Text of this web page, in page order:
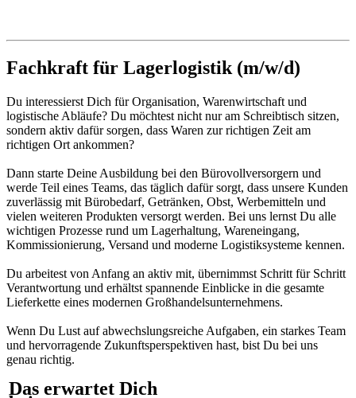
Fachkraft für Lagerlogistik (m/w/d)
Du interessierst Dich für Organisation, Warenwirtschaft und
logistische Abläufe? Du möchtest nicht nur am Schreibtisch sitzen,
sondern aktiv dafür sorgen, dass Waren zur richtigen Zeit am
richtigen Ort ankommen?
Dann starte Deine Ausbildung bei den Bürovollversorgern und
werde Teil eines Teams, das täglich dafür sorgt, dass unsere Kunden
zuverlässig mit Bürobedarf, Getränken, Obst, Werbemitteln und
vielen weiteren Produkten versorgt werden. Bei uns lernst Du alle
wichtigen Prozesse rund um Lagerhaltung, Wareneingang,
Kommissionierung, Versand und moderne Logistiksysteme kennen.
Du arbeitest von Anfang an aktiv mit, übernimmst Schritt für Schritt
Verantwortung und erhältst spannende Einblicke in die gesamte
Lieferkette eines modernen Großhandelsunternehmens.
Wenn Du Lust auf abwechslungsreiche Aufgaben, ein starkes Team
und hervorragende Zukunftsperspektiven hast, bist Du bei uns
genau richtig.
Das erwartet Dich